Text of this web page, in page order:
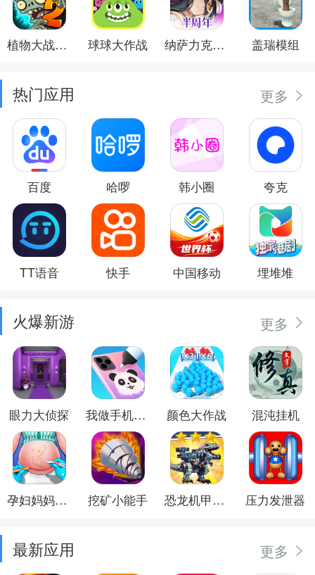
植物大战僵尸2 球球大作战 纳萨力克之王 盖瑞模组
热门应用 更多
百度 哈啰 韩小圈 夸克
TT语音 快手 中国移动 埋堆堆
火爆新游 更多
眼力大侦探 我做手机壳特好看 颜色大作战 混沌挂机
孕妇妈妈日记 挖矿小能手 恐龙机甲射手 压力发泄器
最新应用 更多